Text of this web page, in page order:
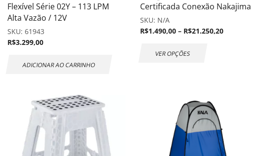
Flexível Série 02Y – 113 LPM
Alta Vazão / 12V
SKU: 61943
R$3.299,00
ADICIONAR AO CARRINHO
Certificada Conexão Nakajima
SKU: N/A
R$1.490,00 – R$21.250,20
VER OPÇÕES